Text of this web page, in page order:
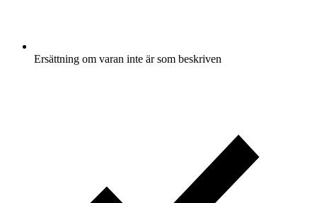
Ersättning om varan inte är som beskriven